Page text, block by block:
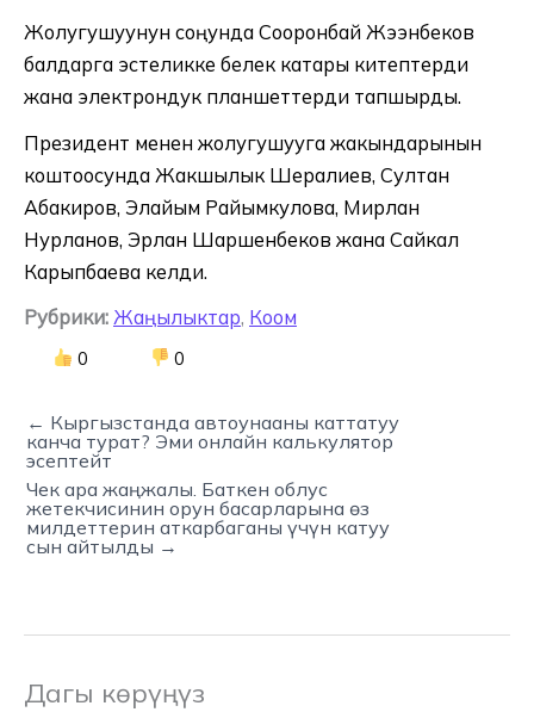
Жолугушуунун соңунда Сооронбай Жээнбеков
балдарга эстеликке белек катары китептерди
жана электрондук планшеттерди тапшырды.
Президент менен жолугушууга жакындарынын
коштоосунда Жакшылык Шералиев, Султан
Абакиров, Элайым Райымкулова, Мирлан
Нурланов, Эрлан Шаршенбеков жана Сайкал
Карыпбаева келди.
Рубрики: Жаңылыктар, Коом
0 0
← Кыргызстанда автоунааны каттатуу
канча турат? Эми онлайн калькулятор
эсептейт
Чек ара жаңжалы. Баткен облус
жетекчисинин орун басарларына өз
милдеттерин аткарбаганы үчүн катуу
сын айтылды →
Дагы көрүңүз